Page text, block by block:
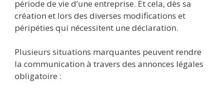
période de vie d’une entreprise. Et cela, dès sa
création et lors des diverses modifications et
péripéties qui nécessitent une déclaration.
Plusieurs situations marquantes peuvent rendre
la communication à travers des annonces légales
obligatoire :